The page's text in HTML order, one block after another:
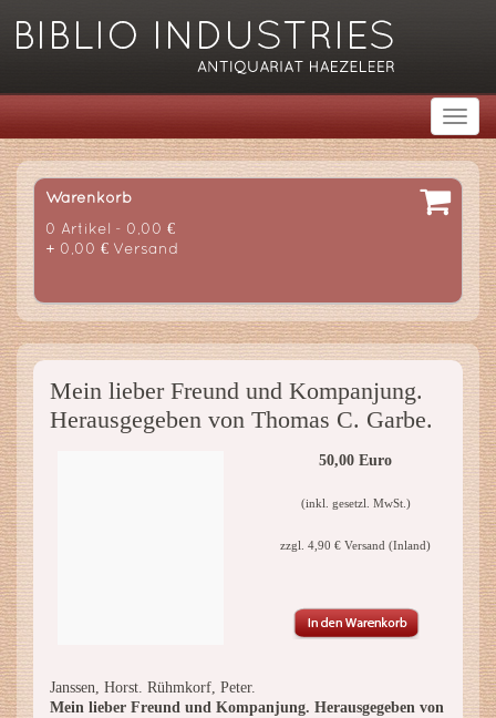
Warenkorb
0 Artikel - 0,00 €
+ 0,00 € Versand
Mein lieber Freund und Kompanjung.
Herausgegeben von Thomas C. Garbe.
50,00 Euro
(inkl. gesetzl. MwSt.)
zzgl. 4,90 € Versand (Inland)
Janssen, Horst. Rühmkorf, Peter.
Mein lieber Freund und Kompanjung. Herausgegeben von